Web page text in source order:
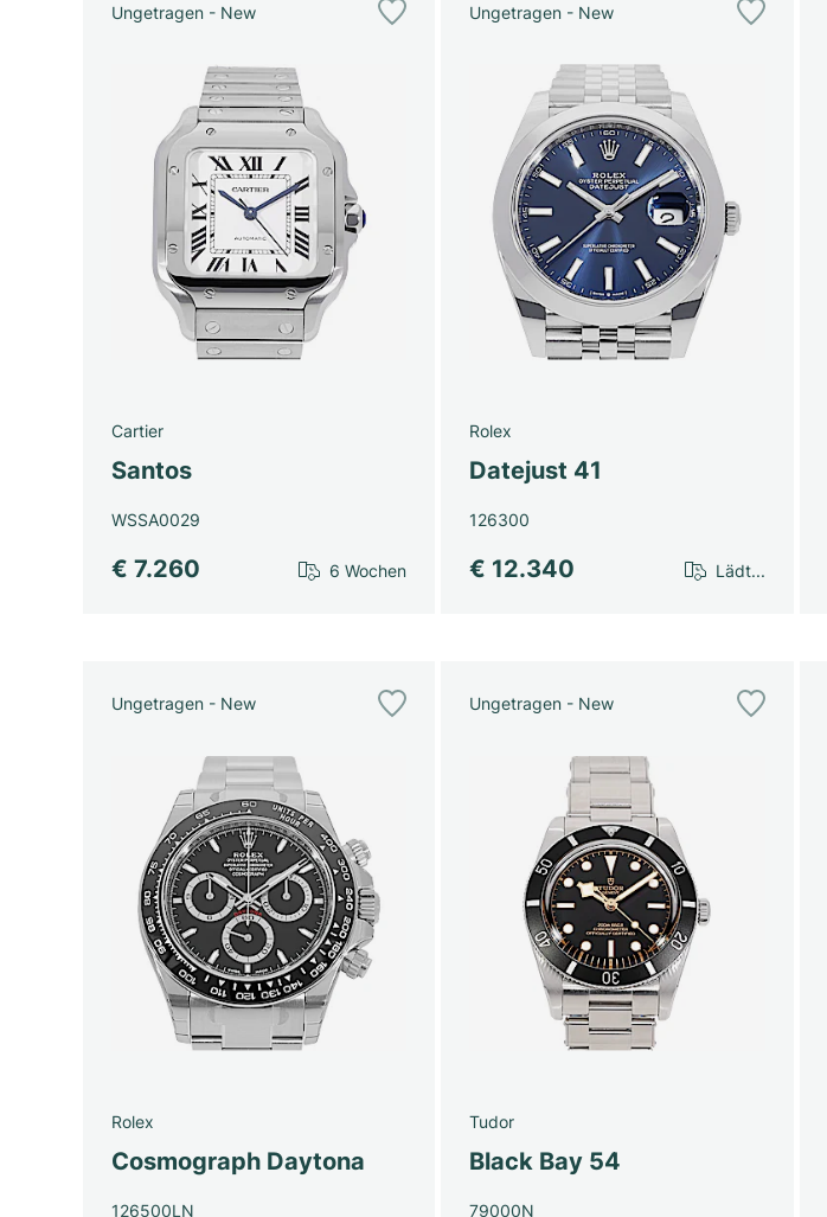
Ungetragen - New
Cartier
Santos
WSSA0029
€ 7.260 6 Wochen
Ungetragen - New
Rolex
Datejust 41
126300
€ 12.340 Lädt...
Ungetragen - New
Rolex
Cosmograph Daytona
126500LN
Ungetragen - New
Tudor
Black Bay 54
79000N